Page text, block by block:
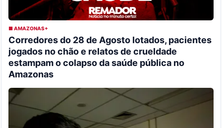
■ AMAZONAS+
Corredores do 28 de Agosto lotados, pacientes
jogados no chão e relatos de crueldade
estampam o colapso da saúde pública no
Amazonas